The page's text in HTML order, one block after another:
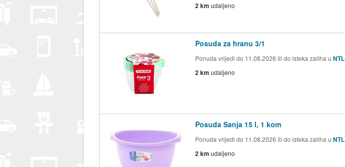
2 km udaljeno
Posuda za hranu 3/1
Ponuda vrijedi do 11.08.2026 ili do isteka zaliha u NTL
2 km udaljeno
Posuda Sanja 15 l, 1 kom
Ponuda vrijedi do 11.08.2026 ili do isteka zaliha u NTL
2 km udaljeno